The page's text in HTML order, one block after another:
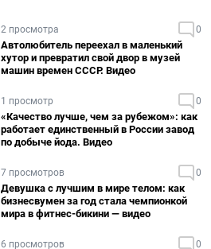
2 просмотра 0
Автолюбитель переехал в маленький
хутор и превратил свой двор в музей
машин времен СССР. Видео
1 просмотр 0
«Качество лучше, чем за рубежом»: как
работает единственный в России завод
по добыче йода. Видео
7 просмотров 0
Девушка с лучшим в мире телом: как
бизнесвумен за год стала чемпионкой
мира в фитнес-бикини — видео
6 просмотров 0